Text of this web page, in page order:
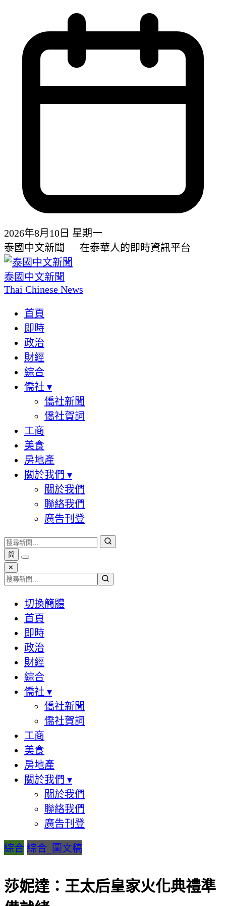
2026年8月10日 星期一
泰國中文新聞 — 在泰華人的即時資訊平台
泰國中文新聞
Thai Chinese News
首頁
即時
政治
財經
綜合
僑社 ▾
僑社新聞
僑社賀詞
工商
美食
房地產
關於我們 ▾
關於我們
聯絡我們
廣告刊登
简
✕
切換簡體
首頁
即時
政治
財經
綜合
僑社 ▾
僑社新聞
僑社賀詞
工商
美食
房地產
關於我們 ▾
關於我們
聯絡我們
廣告刊登
綜合 綜合_圖文稿
莎妮達：王太后皇家火化典禮準